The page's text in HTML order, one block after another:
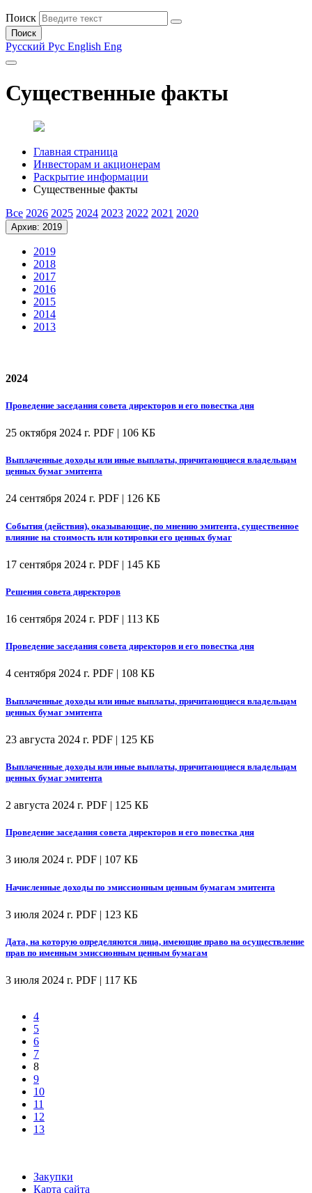
Поиск
Поиск
Русский Рус English Eng
Существенные факты
Главная страница
Инвесторам и акционерам
Раскрытие информации
Существенные факты
Все 2026 2025 2024 2023 2022 2021 2020
Архив: 2019
2019
2018
2017
2016
2015
2014
2013
2024
Проведение заседания совета директоров и его повестка дня
25 октября 2024 г. PDF | 106 КБ
Выплаченные доходы или иные выплаты, причитающиеся владельцам
ценных бумаг эмитента
24 сентября 2024 г. PDF | 126 КБ
События (действия), оказывающие, по мнению эмитента, существенное
влияние на стоимость или котировки его ценных бумаг
17 сентября 2024 г. PDF | 145 КБ
Решения совета директоров
16 сентября 2024 г. PDF | 113 КБ
Проведение заседания совета директоров и его повестка дня
4 сентября 2024 г. PDF | 108 КБ
Выплаченные доходы или иные выплаты, причитающиеся владельцам
ценных бумаг эмитента
23 августа 2024 г. PDF | 125 КБ
Выплаченные доходы или иные выплаты, причитающиеся владельцам
ценных бумаг эмитента
2 августа 2024 г. PDF | 125 КБ
Проведение заседания совета директоров и его повестка дня
3 июля 2024 г. PDF | 107 КБ
Начисленные доходы по эмиссионным ценным бумагам эмитента
3 июля 2024 г. PDF | 123 КБ
Дата, на которую определяются лица, имеющие право на осуществление
прав по именным эмиссионным ценным бумагам
3 июля 2024 г. PDF | 117 КБ
4
5
6
7
8
9
10
11
12
13
Закупки
Карта сайта